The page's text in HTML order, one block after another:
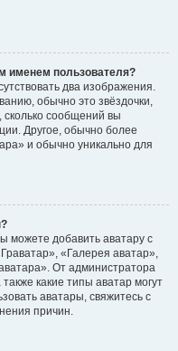
именем пользователя?
два изображения.
обычно это звёздочки,
сколько сообщений вы
Другое, обычно более
и обычно уникально для
можете добавить аватару с
«Галерея аватар»,
От администратора
какие типы аватар могут
аватары, свяжитесь с
причин.